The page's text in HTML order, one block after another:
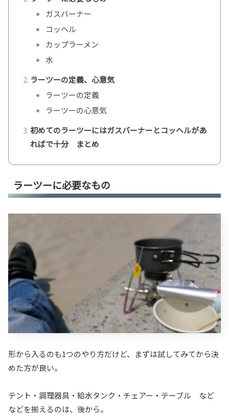
ガスバーナー
コッヘル
カップラーメン
水
ラーツーの定義、心意気
ラーツーの定義
ラーツーの心意気
初めてのラーツーにはガスバーナーとコッヘルがあ
ればで十分 まとめ
ラーツーに必要なもの
形から入るのも1つのやり方だけど、まずは試してみてから決
めた方が良い。
テント・調理器具・給水タンク・チェアー・テーブル など
などを揃えるのは、後から。